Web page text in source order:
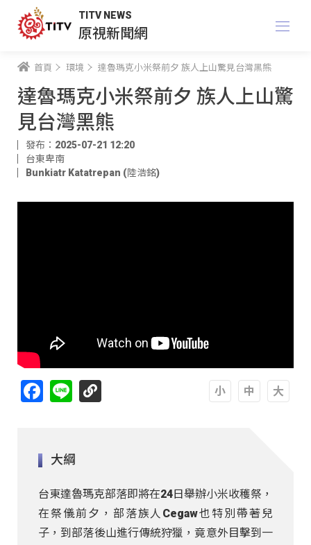
TITV NEWS
原視新聞網
首頁 環境 達魯瑪克小米祭前夕 族人上山驚見台灣黑熊
達魯瑪克小米祭前夕 族人上山驚
見台灣黑熊
發布：2025-07-21 12:20
台東卑南
Bunkiatr Katatrepan (陸浩銘)
Facebook
Line
大綱
台東達魯瑪克部落即將在24日舉辦小米收穫祭，
在祭儀前夕，部落族人Cegaw也特別帶著兒
子，到部落後山進行傳統狩獵，竟意外目擊到一